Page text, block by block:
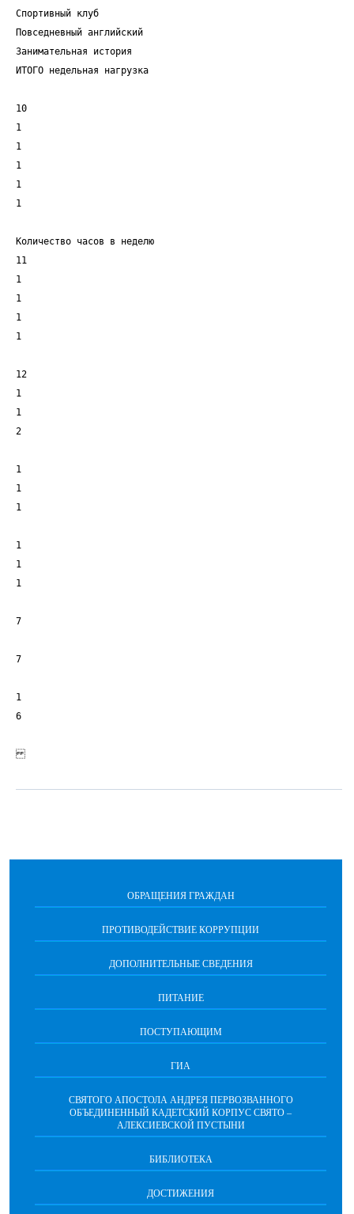
Спортивный клуб
Повседневный английский
Занимательная история
ИТОГО недельная нагрузка
10
1
1
1
1
1
Количество часов в неделю
11
1
1
1
1
12
1
1
2
1
1
1
1
1
1
7
7
1
6
ОБРАЩЕНИЯ ГРАЖДАН
ПРОТИВОДЕЙСТВИЕ КОРРУПЦИИ
ДОПОЛНИТЕЛЬНЫЕ СВЕДЕНИЯ
ПИТАНИЕ
ПОСТУПАЮЩИМ
ГИА
СВЯТОГО АПОСТОЛА АНДРЕЯ ПЕРВОЗВАННОГО
ОБЪЕДИНЕННЫЙ КАДЕТСКИЙ КОРПУС СВЯТО –
АЛЕКСИЕВСКОЙ ПУСТЫНИ
БИБЛИОТЕКА
ДОСТИЖЕНИЯ